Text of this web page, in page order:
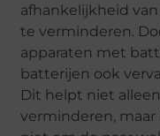
afhankelijkheid
te verminderen.
apparaten met
batterijen ook
Dit helpt niet
verminderen,